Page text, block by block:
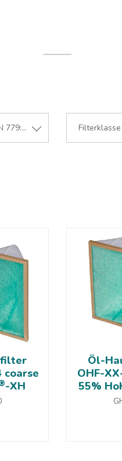
Vorgängernorm EN 779:2012
coarse
-XH
Öl-
OHF-
55%